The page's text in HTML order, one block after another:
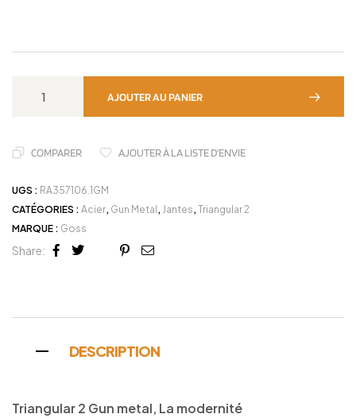
AJOUTER AU PANIER
COMPARER AJOUTER À LA LISTE D'ENVIE
UGS : RA357106.1GM
CATÉGORIES : Acier, Gun Metal , Jantes,Triangular 2
MARQUE : Goss
Share:
Facebook
TwitterLinkedin
Google+
Pinterest
Email
DESCRIPTION
Triangular 2 Gun metal, La modernité